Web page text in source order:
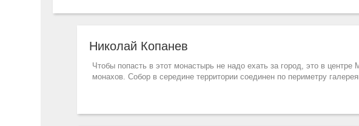
Николай Копанев
Чтобы попасть в этот монастырь не надо ехать за город, это в
монахов. Собор в середине территории соединен по периметру